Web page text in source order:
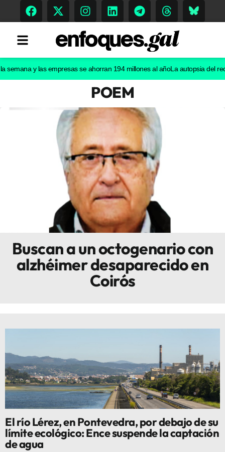
Memoria Histórica
Sostenibilidad
Innova
y las empresas se ahorran 194 millones al añoLa autopsia del recién
POEM
Buscan a un octogenario con
alzhéimer desaparecido en
Coirós
El río Lérez, en Pontevedra, por debajo de su
límite ecológico: Ence suspende la captación
de agua